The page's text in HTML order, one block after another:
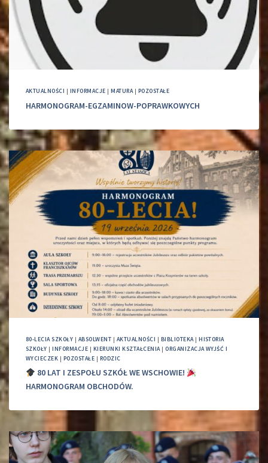
AKTUALNOŚCI | INFORMACJE |MATURA| POZOSTAŁE
HARMONOGRAM-EGZAMINOW-POPRAWKOWYCH
80-LECIA SZKOŁY | ABSOLWENT | AKTUALNOŚCI | BIBLIOTEKA |HISTORIA
SZKOŁY |INFORMACJE | KIERUNKI KSZTAŁCENIA |ORGANIZACJA WYJŚĆ I
WYCIECZEK | POZOSTAŁE | RODZIC
80 LAT I ZESPOŁU SZKÓŁ WE WSCHOWIE!
HARMONOGRAM OBCHODÓW.